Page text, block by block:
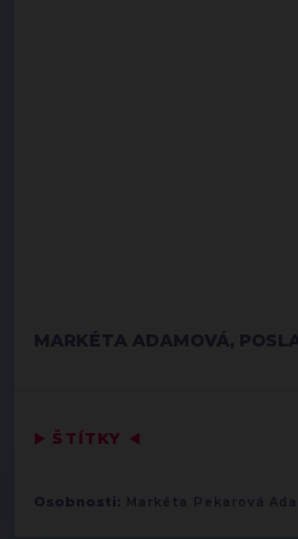
MARKÉTA ADAMOVÁ,
▶ ŠTÍTKY ◀
Osobnosti: Markéta Pekarová